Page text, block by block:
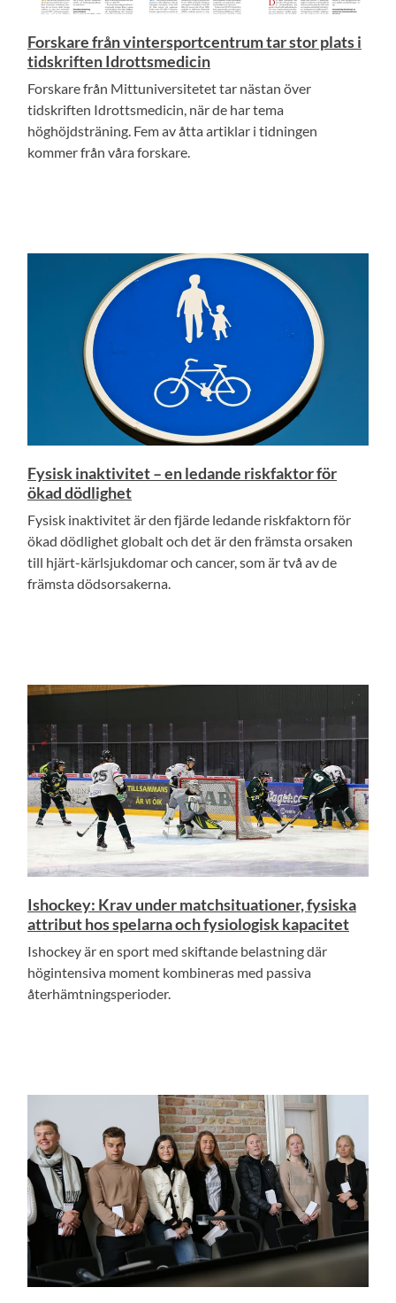
Forskare från vintersportcentrum tar stor plats i
tidskriften Idrottsmedicin
Forskare från Mittuniversitetet tar nästan över
tidskriften Idrottsmedicin, när de har tema
höghöjdsträning. Fem av åtta artiklar i tidningen
kommer från våra forskare.
Fysisk inaktivitet – en ledande riskfaktor för
ökad dödlighet
Fysisk inaktivitet är den fjärde ledande riskfaktorn för
ökad dödlighet globalt och det är den främsta orsaken
till hjärt-kärlsjukdomar och cancer, som är två av de
främsta dödsorsakerna.
Ishockey: Krav under matchsituationer, fysiska
attribut hos spelarna och fysiologisk kapacitet
Ishockey är en sport med skiftande belastning där
högintensiva moment kombineras med passiva
återhämtningsperioder.